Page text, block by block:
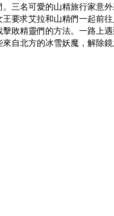
名可愛的山精旅行家意
求艾拉和山精們一起前
精靈們的方法。一路上
自北方的冰雪妖魔，解除